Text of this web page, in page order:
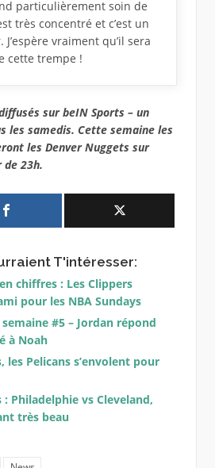
particulièrement soin de
très concentré et c’est un
vraiment qu’il sera
cette trempe !
sur beIN Sports – un
les samedis. Cette semaine les
les Denver Nuggets sur
23h.
T'intéresser:
chiffres : Les Clippers
pour les NBA Sundays
#5 – Jordan répond
à Noah
les Pelicans s’envolent pour
: Philadelphie vs Cleveland,
très beau